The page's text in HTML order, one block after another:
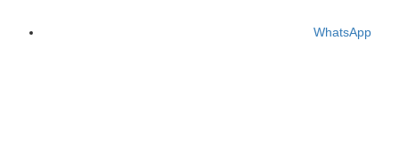
WhatsApp